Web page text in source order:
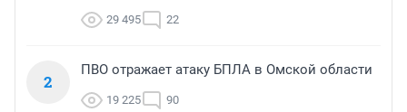
29 495 22
2
ПВО отражает атаку БПЛА в Омской области
19 225 90